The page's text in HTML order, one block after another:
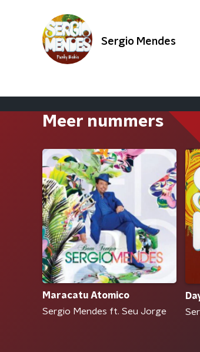
Sergio Mendes
Meer nummers
Maracatu Atomico
Sergio Mendes ft. Seu Jorge